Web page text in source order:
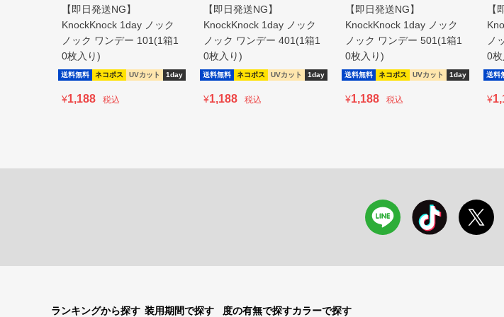
【即日発送NG】
KnockKnock 1day ノック
ノック ワンデー 101(1箱1
0枚入り)
送料無料 ネコポス UVカット 1day
¥1,188 税込
【即日発送NG】
KnockKnock 1day ノック
ノック ワンデー 401(1箱1
0枚入り)
送料無料 ネコポス UVカット 1day
¥1,188 税込
【即日発送NG】
KnockKnock 1day ノック
ノック ワンデー 501(1箱1
0枚入り)
送料無料 ネコポス UVカット 1day
¥1,188 税込
【
ノ
0
送料
¥
ランキングから探す 装用期間で探す 度の有無で探すカラーで探す